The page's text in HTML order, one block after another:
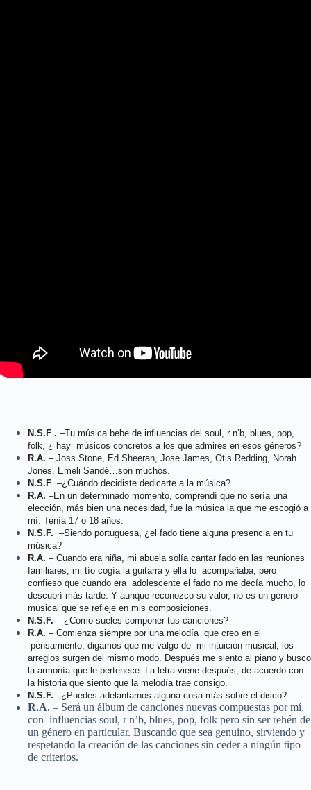
N.S.F . –Tu música bebe de influencias del soul, r n’b, blues, pop,
folk, ¿ hay músicos concretos a los que admires en esos géneros?
R.A. – Joss Stone, Ed Sheeran, Jose James, Otis Redding, Norah
Jones, Emeli Sandé…son muchos.
N.S.F . –¿Cuándo decidiste dedicarte a la música?
R.A. –En un determinado momento, comprendí que no sería una
elección, más bien una necesidad, fue la música la que me escogió a
mí. Tenía 17 o 18 años.
N.S.F. –Siendo portuguesa, ¿el fado tiene alguna presencia en tu
música?
R.A. – Cuando era niña, mi abuela solía cantar fado en las reuniones
familiares, mi tío cogía la guitarra y ella lo acompañaba, pero
confieso que cuando era adolescente el fado no me decía mucho, lo
descubrí más tarde. Y aunque reconozco su valor, no es un género
musical que se refleje en mis composiciones.
N.S.F. –¿Cómo sueles componer tus canciones?
R.A. – Comienza siempre por una melodía que creo en el
pensamiento, digamos que me valgo de mi intuición musical, los
arreglos surgen del mismo modo. Después me siento al piano y busco
la armonía que le pertenece. La letra viene después, de acuerdo con
la historia que siento que la melodía trae consigo.
N.S.F. –¿Puedes adelantarnos alguna cosa más sobre el disco?
R.A. – Será un álbum de canciones nuevas compuestas por mí,
con influencias soul, r n’b, blues, pop, folk pero sin ser rehén de
un género en particular. Buscando que sea genuino, sirviendo y
respetando la creación de las canciones sin ceder a ningún tipo
de criterios.